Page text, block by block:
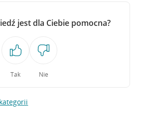
jest dla Ciebie pomocna?
Tak Nie